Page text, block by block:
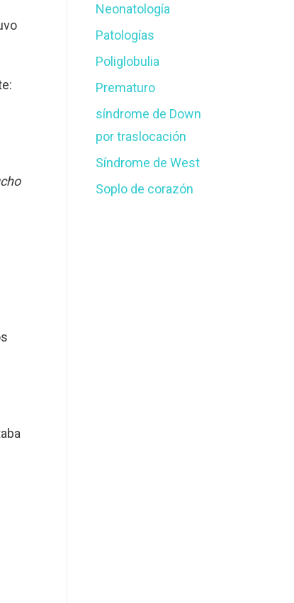
Neonatología
Patologías
Poliglobulia
Prematuro
síndrome de Down
por traslocación
Síndrome de West
Soplo de corazón